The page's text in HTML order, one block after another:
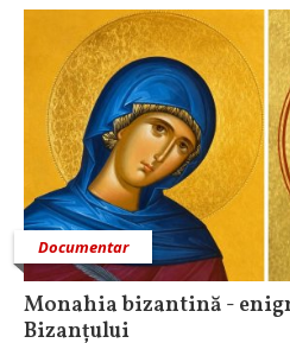
Documentar
Monahia bizantină -
Bizanțului